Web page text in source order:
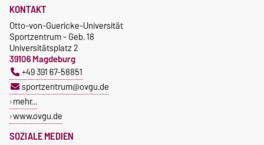
SOZIALE MEDIEN
KONTAKT
Otto-von-Guericke-Universität
Sportzentrum - Geb. 18
Universitätsplatz 2
39106 Magdeburg
+49 391 67-58851
sportzentrum@ovgu.de
mehr…
www.ovgu.de